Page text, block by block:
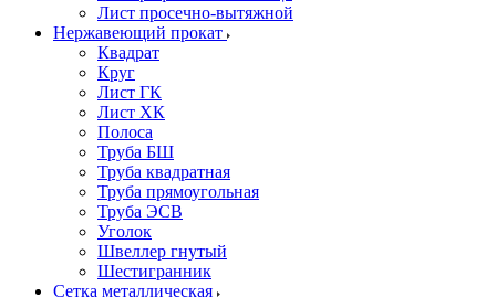
Лист просечно-вытяжной
Нержавеющий прокат
Квадрат
Круг
Лист ГК
Лист ХК
Полоса
Труба БШ
Труба квадратная
Труба прямоугольная
Труба ЭСВ
Уголок
Швеллер гнутый
Шестигранник
Сетка металлическая